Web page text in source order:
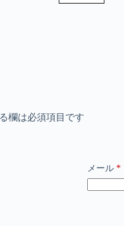
欄は必須項目です
メール *